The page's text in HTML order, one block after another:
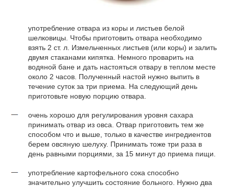
употребление отвара из коры и листьев белой
шелковицы. Чтобы приготовить отвара необходимо
взять 2 ст. л. Измельченных листьев (или коры) и залить
двумя стаканами кипятка. Немного проварить на
водяной бане и дать настояться отвару в теплом месте
около 2 часов. Полученный настой нужно выпить в
течение суток за три приема. На следующий день
приготовьте новую порцию отвара.
очень хорошо для регулирования уровня сахара
принимать отвар из овса. Отвар приготовить тем же
способом что и выше, только в качестве ингредиентов
берем овсяную шелуху. Принимать тоже три раза в
день равными порциями, за 15 минут до приема пищи.
употребление картофельного сока способно
значительно улучшить состояние больного. Нужно два